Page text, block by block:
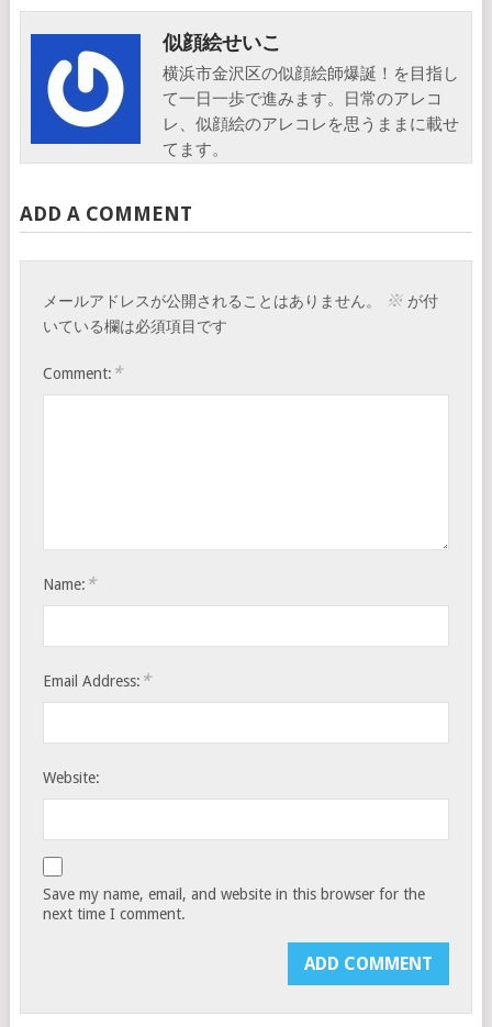
似顔絵せいこ
横浜市金沢区の似顔絵師爆誕！を目指し
て一日一歩で進みます。日常のアレコ
レ、似顔絵のアレコレを思うままに載せ
てます。
ADD A COMMENT
メールアドレスが公開されることはありません。 ※ が付
いている欄は必須項目です
Comment: *
Name: *
Email Address: *
Website:
Save my name, email, and website in this browser for the
next time I comment.